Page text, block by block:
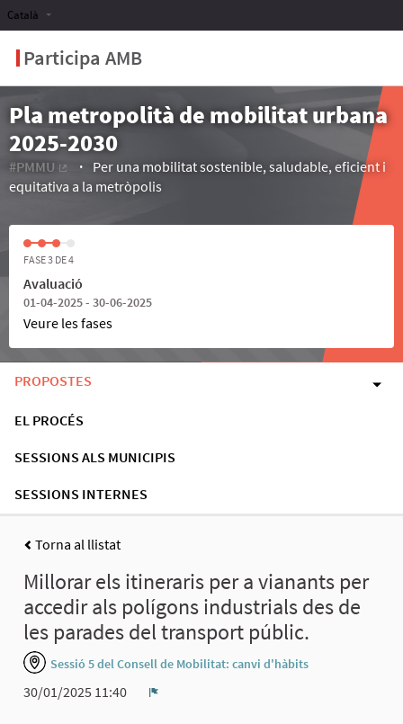
Participa AMB
Català
Pla metropolità de mobilitat urbana
2025-2030
#PMMU
(Enllaç extern)
Per una mobilitat sostenible, saludable, eficient i
equitativa a la metròpolis
FASE 3 DE 4
Avaluació
01-04-2025 - 30-06-2025
Veure les fases
PROPOSTES
EL PROCÉS
SESSIONS ALS MUNICIPIS
SESSIONS INTERNES
Torna al llistat
Millorar els itineraris per a vianants per
accedir als polígons industrials des de
les parades del transport públic.
Sessió 5 del Consell de Mobilitat: canvi d'hàbits
30/01/2025 11:40